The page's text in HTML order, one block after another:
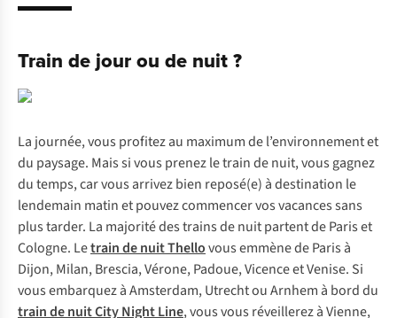
Train de jour ou de nuit ?
La journée, vous profitez au maximum de l’environnement et
du paysage. Mais si vous prenez le train de nuit, vous gagnez
du temps, car vous arrivez bien reposé(e) à destination le
lendemain matin et pouvez commencer vos vacances sans
plus tarder. La majorité des trains de nuit partent de Paris et
Cologne. Letrain de nuit Thellovous emmène de Paris à
Dijon, Milan, Brescia, Vérone, Padoue, Vicence et Venise. Si
vous embarquez à Amsterdam, Utrecht ou Arnhem à bord du
train de nuit City Night Line, vous vous réveillerez à Vienne,